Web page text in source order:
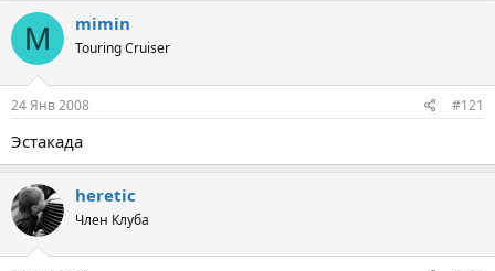
т
о
р
т
е
м
а
н
ч
M mimin
Touring Cruiser
24 Янв 2008 #121
Эстакада
heretic
Член Клуба